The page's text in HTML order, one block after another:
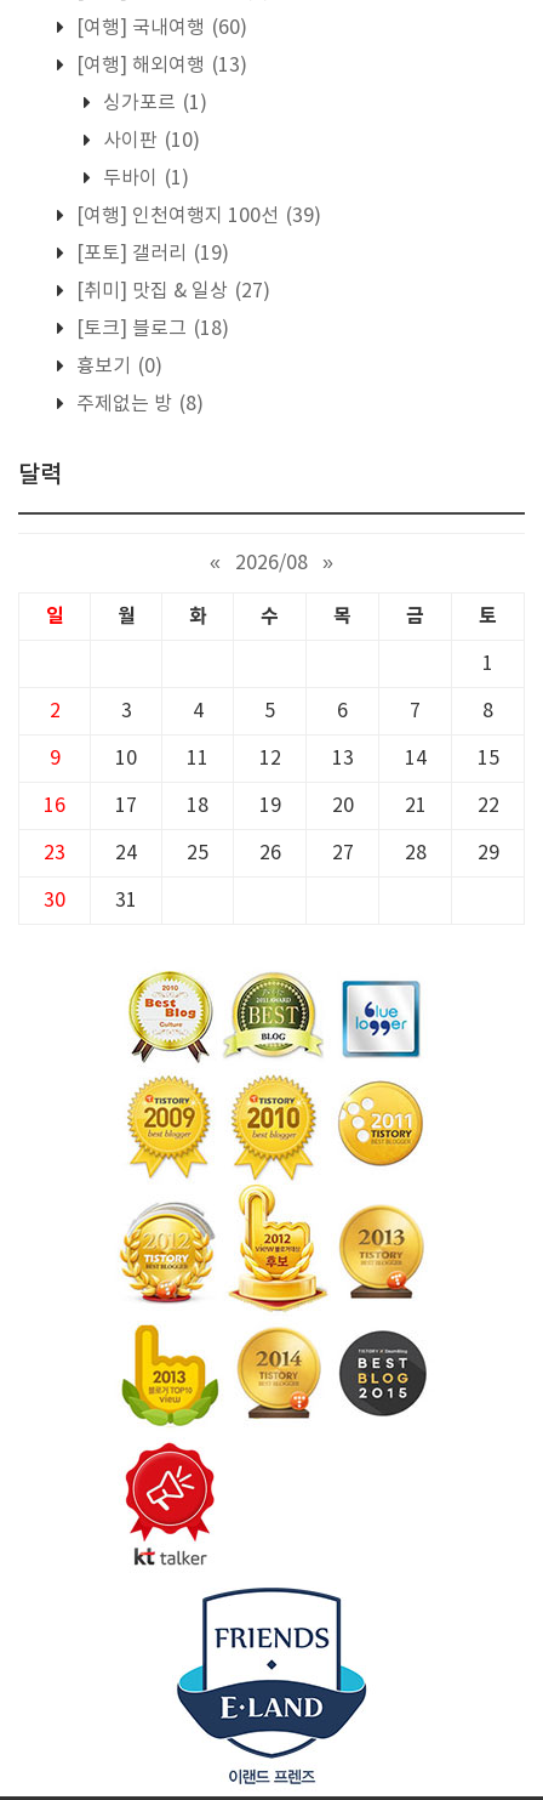
[여행] 국내여행 (60)
[여행] 해외여행 (13)
싱가포르 (1)
사이판 (10)
두바이
(1)
[여행] 인천여행지 100선 (39)
[포토] 갤러리
(19)
[취미] 맛집 & 일상 (27)
[토크] 블로그 (18)
흉보기
(0)
주제없는 방 (8)
달력
« 2026/08 »
일 월 화 수 목 금 토
1
2 3 4 5 6 7 8
9 10 11 12 13 14 15
16 17 18 19 20 21 22
23 24 25 26 27 28 29
30 31